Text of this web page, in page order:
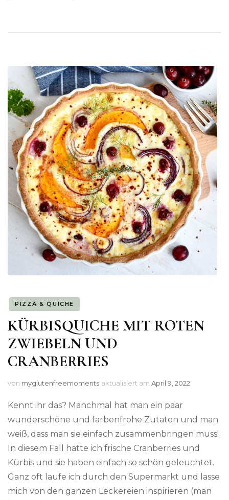
PIZZA & QUICHE
KÜRBISQUICHE MIT ROTEN
ZWIEBELN UND
CRANBERRIES
von myglutenfreemoments aktualisiert am April 9, 2022
Kennt ihr das? Manchmal hat man ein paar
wunderschöne und farbenfrohe Zutaten und man
weiß, dass man sie einfach zusammenbringen muss!
In diesem Fall hatte ich frische Cranberries und
Kürbis und sie haben einfach so schön geleuchtet.
Ganz oft laufe ich durch den Supermarkt und lasse
mich von den ganzen Leckereien inspirieren (man